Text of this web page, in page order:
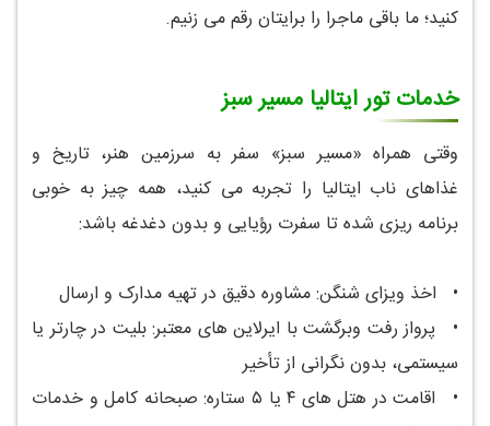
کنید؛ ما باقی ماجرا را برایتان رقم می زنیم.
خدمات تور ایتالیا مسیر سبز
وقتی همراه «مسیر سبز» سفر به سرزمین هنر، تاریخ و
غذاهای ناب ایتالیا را تجربه می کنید، همه چیز به خوبی
برنامه ریزی شده تا سفرت رؤیایی و بدون دغدغه باشد:
•
اخذ ویزای شنگن: مشاوره دقیق در تهیه مدارک و ارسال
•
پرواز رفت وبرگشت با ایرلاین های معتبر: بلیت در چارتر یا
سیستمی، بدون نگرانی از تأخیر
•
اقامت در هتل های ۴ یا ۵ ستاره: صبحانه کامل و خدمات